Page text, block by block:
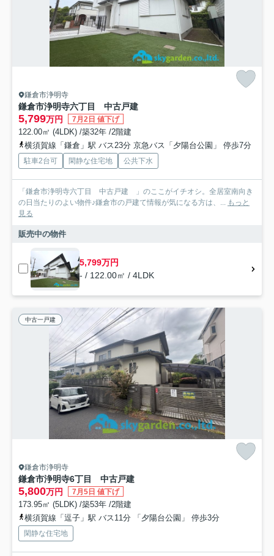
鎌倉市浄明寺
鎌倉市浄明寺六丁目 中古戸建
5,799万円 7月2日 値下げ
122.00㎡ (4LDK) /築32年 /2階建
横須賀線「鎌倉」駅 バス23分 京急バス「夕陽台公園」 停歩7分
駐車2台可 閑静な住宅地 公共下水
「鎌倉市浄明寺六丁目 中古戸建 」のここがイチオシ。全居室南向き
の日当たりのよい物件♪鎌倉市の戸建て情報が気になる方は、... もっと
見る
販売中の物件
5,799万円
- / 122.00㎡ / 4LDK
中古一戸建
鎌倉市浄明寺
鎌倉市浄明寺6丁目 中古戸建
5,800万円 7月5日 値下げ
173.95㎡ (5LDK) /築53年 /2階建
横須賀線「逗子」駅 バス11分 「夕陽台公園」 停歩3分
閑静な住宅地